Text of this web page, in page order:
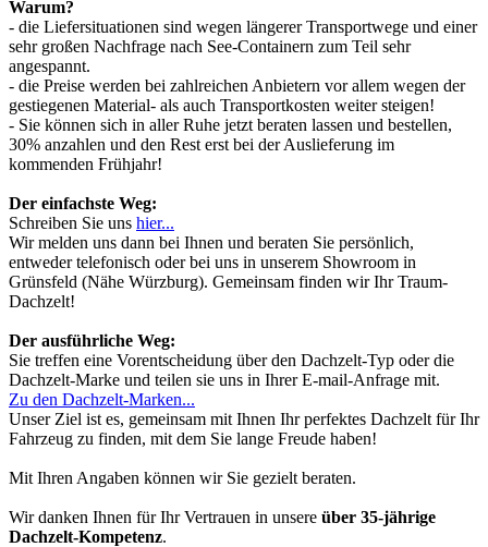
Warum?
- die Liefersituationen sind wegen längerer Transportwege und einer
sehr großen Nachfrage nach See-Containern zum Teil sehr
angespannt.
- die Preise werden bei zahlreichen Anbietern vor allem wegen der
gestiegenen Material- als auch Transportkosten weiter steigen!
- Sie können sich in aller Ruhe jetzt beraten lassen und bestellen,
30% anzahlen und den Rest erst bei der Auslieferung im
kommenden Frühjahr!
Der einfachste Weg:
Schreiben Sie uns hier...
Wir melden uns dann bei Ihnen und beraten Sie persönlich,
entweder telefonisch oder bei uns in unserem Showroom in
Grünsfeld (Nähe Würzburg). Gemeinsam finden wir Ihr Traum-
Dachzelt!
Der ausführliche Weg:
Sie treffen eine Vorentscheidung über den Dachzelt-Typ oder die
Dachzelt-Marke und teilen sie uns in Ihrer E-mail-Anfrage mit.
Zu den Dachzelt-Marken...
Unser Ziel ist es, gemeinsam mit Ihnen Ihr perfektes Dachzelt für Ihr
Fahrzeug zu finden, mit dem Sie lange Freude haben!
Mit Ihren Angaben können wir Sie gezielt beraten.
Wir danken Ihnen für Ihr Vertrauen in unsere über 35-jährige
Dachzelt-Kompetenz.